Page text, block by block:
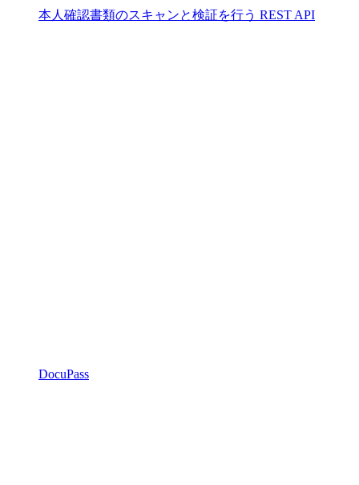
本人確認書類のスキャンと検証を行う REST API
DocuPass